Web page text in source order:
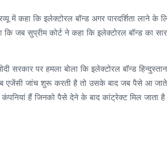
में कहा कि इलेक्टोरल बॉन्ड अगर पारदर्शिता लाने के
जब सुप्रीम कोर्ट ने कहा कि इलेक्टोरल बॉन्ड का
सरकार पर हमला बोला कि इलेक्टोरल बॉन्ड
एजेंसी जांच शुरू करती है तो उसके बाद जब पैसे आ
हैं जिनको पैसे देने के बाद कांट्रेक्ट मिल जाता